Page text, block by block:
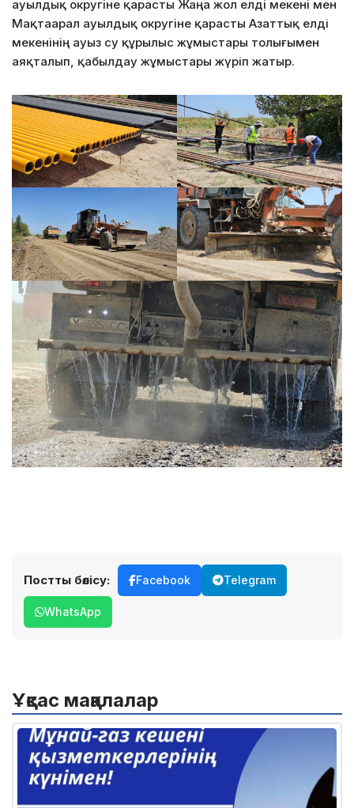
ауылдық округіне қарасты Жаңа жол елді мекені мен
Мақтаарал ауылдық округіне қарасты Азаттық елді
мекенінің ауыз су құрылыс жұмыстары толығымен
аяқталып, қабылдау жұмыстары жүріп жатыр.
Постты бөлісу: Facebook Telegram
WhatsApp
Ұқсас мақалалар